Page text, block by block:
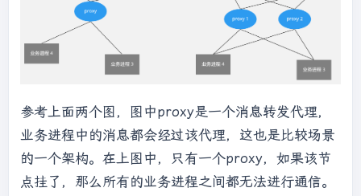
参考上面两个图，图中proxy是一个消息转发代理，
业务进程中的消息都会经过该代理，这也是比较场景
的一个架构。在上图中，只有一个proxy，如果该节
点挂了，那么所有的业务进程之间都无法进行通信。